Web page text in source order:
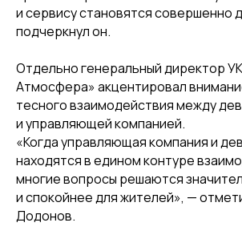
и сервису становятся совершенно
подчеркнул он.
Отдельно генеральный директор
Атмосфера» акцентировал
тесного взаимодействия между
и управляющей компанией.
«Когда управляющая компания и
находятся в едином контуре
многие вопросы решаются
и спокойнее для жителей», —
Додонов.